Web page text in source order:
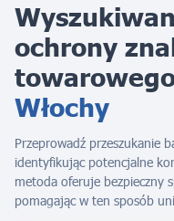
ochrony
Włochy
Przeprowadź przeszukanie
identyfikując potencjalne
metoda oferuje bezpieczny
pomagając w ten sposób